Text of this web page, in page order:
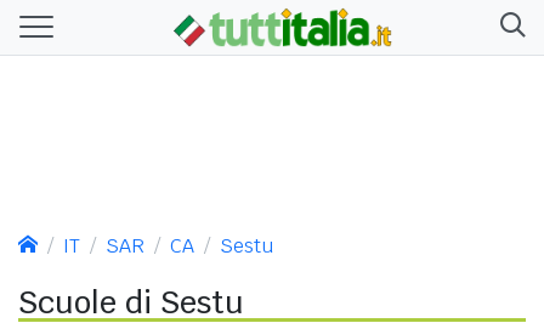
IT SAR CA Sestu
Scuole di Sestu